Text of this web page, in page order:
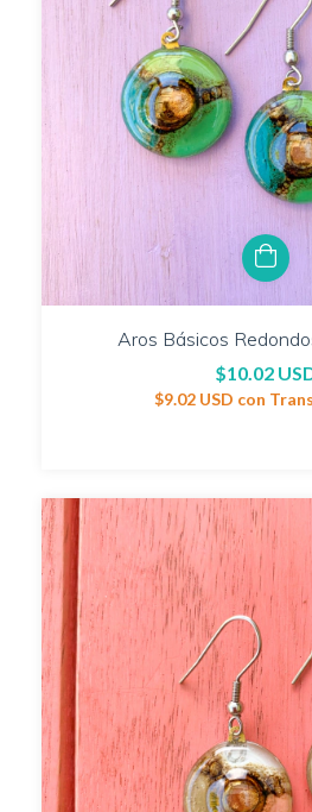
Aros Básicos
$10.02
$9.02 USD con